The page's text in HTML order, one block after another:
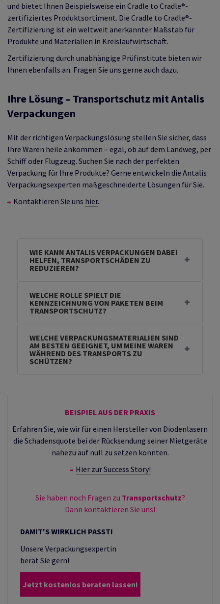
und bietet Ihnen Beispielsweise ein Cradle to Cradle®-
zertifiziertes Produktsortiment. Die Cradle to Cradle®-
Zertifizierung ist ein weltweit anerkannter Maßstab für
Produkte und Materialien in Kreislaufwirtschaft.
Zertifizierung durch unabhängige Prüfinstitute bieten wir
Ihnen ebenfalls an. Fragen Sie uns gerne auch dazu.
Ihre Lösung – Transportschutz mit Antalis
Verpackungen
Mit der richtigen Verpackungslösung stellen Sie sicher, dass
Ihre Waren heile ankommen – egal, ob auf dem Landweg, per
Schiff oder Flugzeug. Suchen Sie nach der perfekten
Verpackung für Ihre Produkte? Gerne entwickeln die Antalis
Verpackungsexperten maßgeschneiderte Lösungen für Sie.
Kontaktieren Sie uns hier.
WIE KANN ANTALIS VERPACKUNGEN DABEI
HELFEN, TRANSPORTSCHÄDEN ZU
REDUZIEREN?
WELCHE ROLLE SPIELT DIE
KENNZEICHNUNG VON PAKETEN BEIM
TRANSPORTSCHUTZ?
WELCHE VERPACKUNGSMATERIALIEN SIND
AM BESTEN GEEIGNET, UM MEINE WAREN
WÄHREND DES TRANSPORTS ZU
SCHÜTZEN?
BEISPIEL AUS DER PRAXIS
Erfahren Sie, wie wir für einen Hersteller von Diodenlasern
die Schadensquote bei der Rücksendung seiner Mietgeräte
nahezu auf null zu setzen konnten.
Hier zur Success Story!
Sie haben noch Fragen zu Transportschutz?
Dann kontaktieren Sie uns!
DAMIT'S WIRKLICH PASST!
Unsere Verpackungsexpertin
berät Sie gern!
Jetzt kostenlos beraten lassen!